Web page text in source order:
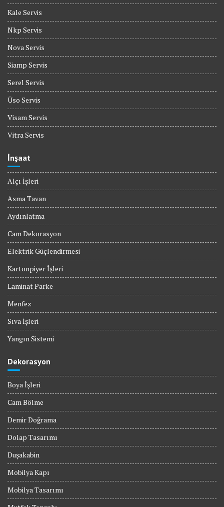
Kale Servis
Nkp Servis
Nova Servis
Siamp Servis
Serel Servis
Üso Servis
Visam Servis
Vitra Servis
İnşaat
Alçı İşleri
Asma Tavan
Aydınlatma
Cam Dekorasyon
Elektrik Güçlendirmesi
Kartonpiyer İşleri
Laminat Parke
Menfez
Sıva İşleri
Yangın Sistemi
Dekorasyon
Boya İşleri
Cam Bölme
Demir Doğrama
Dolap Tasarımı
Duşakabin
Mobilya Kapı
Mobilya Tasarımı